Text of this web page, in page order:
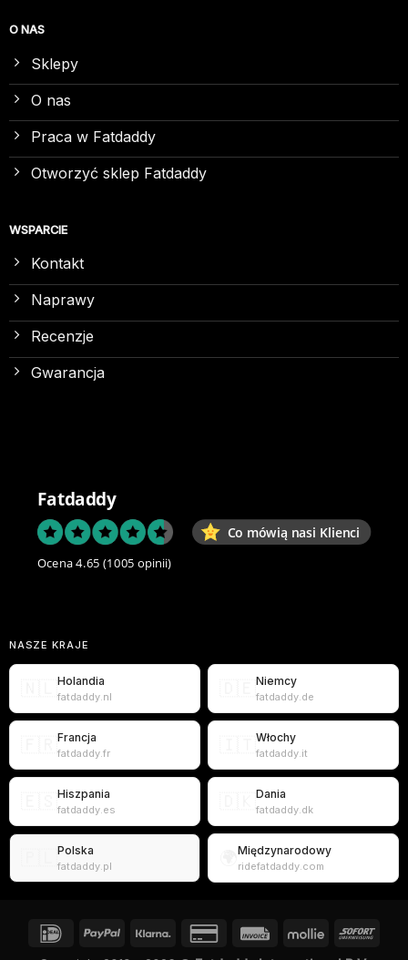
O NAS
Sklepy
O nas
Praca w Fatdaddy
Otworzyć sklep Fatdaddy
WSPARCIE
Kontakt
Naprawy
Recenzje
Gwarancja
Fatdaddy
Co mówią nasi Klienci
Ocena 4.65 (1005 opinii)
NASZE KRAJE
Holandia
fatdaddy.nl
Niemcy
fatdaddy.de
Francja
fatdaddy.fr
Włochy
fatdaddy.it
Hiszpania
fatdaddy.es
Dania
fatdaddy.dk
Polska
fatdaddy.pl
Międzynarodowy
ridefatdaddy.com